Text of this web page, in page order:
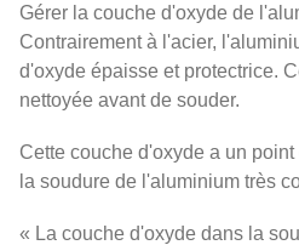
Gérer la couche d'oxyde de
Contrairement à l'acier,
d'oxyde épaisse et protectrice.
nettoyée avant de souder.
Cette couche d'oxyde a un
la soudure de l'aluminium très
« La couche d'oxyde dans la